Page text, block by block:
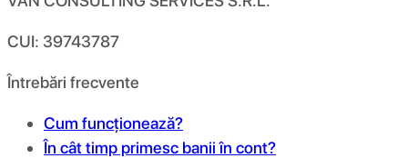
CUI: 39743787
Întrebări frecvente
Cum funcționează?
În cât timp primesc banii în cont?